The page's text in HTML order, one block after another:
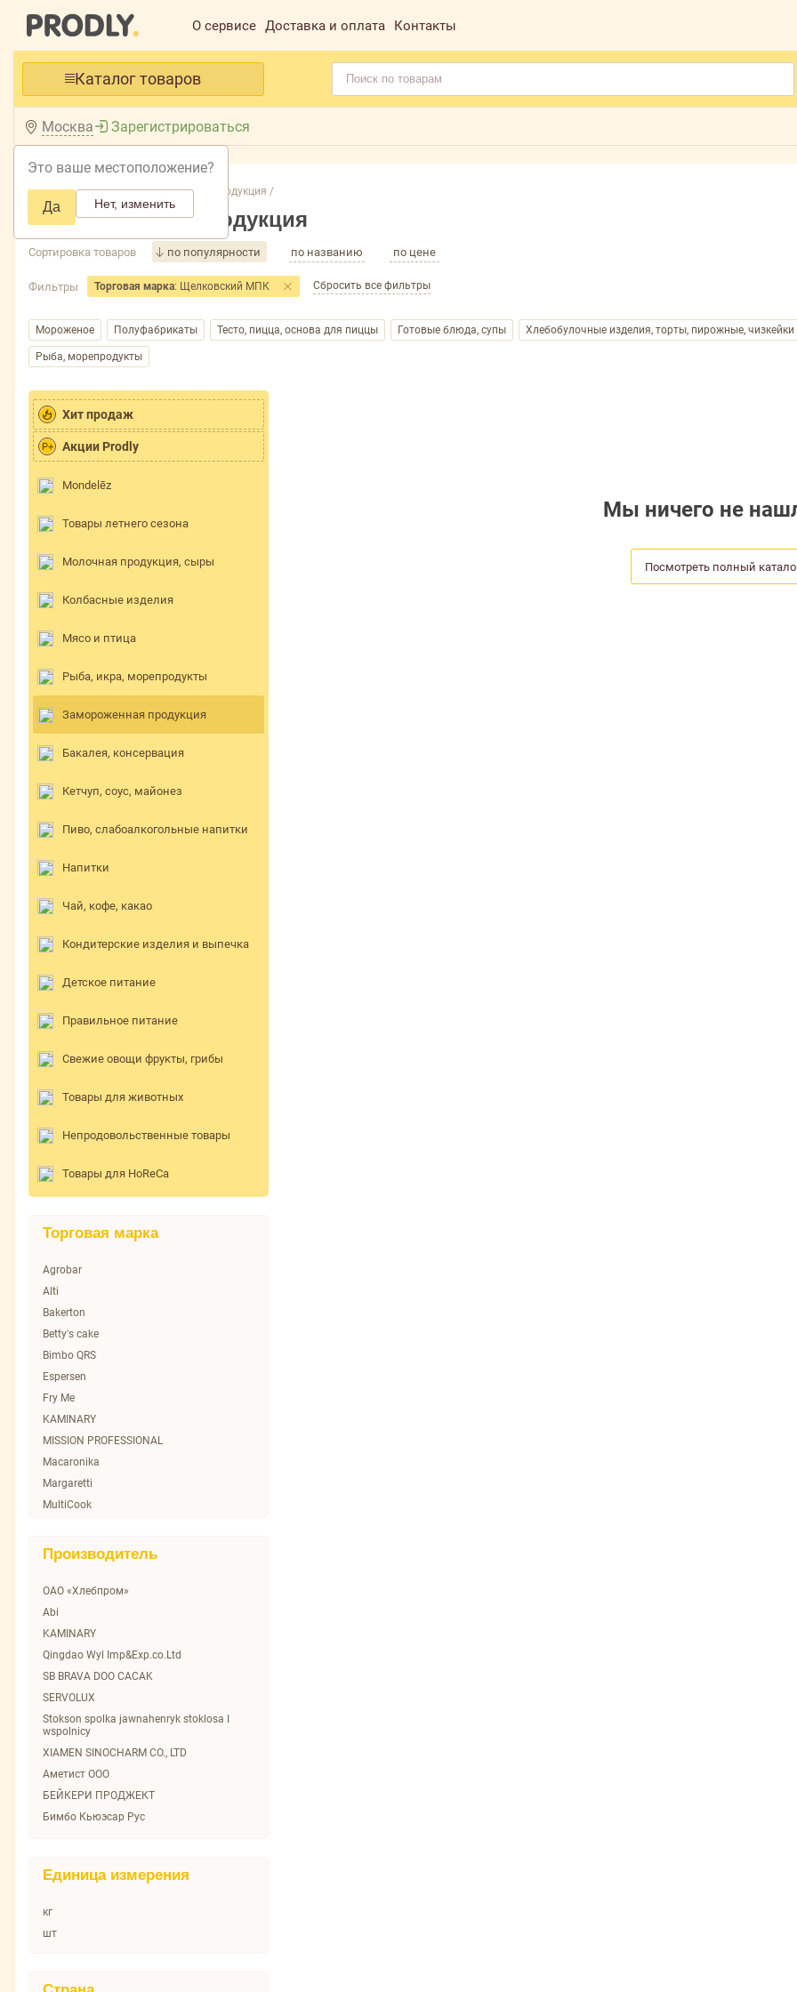
О сервисе Доставка и оплата Контакты
Каталог товаров
Москва
Это ваше местоположение?
Да Нет, изменить
Зарегистрироваться
Главная /Каталог /Замороженная продукция /
Замороженная продукция
Сортировка товаров по популярности по названию по цене
Фильтры Торговая марка: Щелковский МПК Сбросить все фильтры
Мороженое Полуфабрикаты Тесто, пицца, основа для пиццы Готовые блюда, супы Хлебобулочные изделия, торты, пирожные, чизкейки
Рыба, морепродукты
Хит продаж
P+ Акции Prodly
Mondelēz
Товары летнего сезона
Молочная продукция, сыры
Колбасные изделия
Мясо и птица
Рыба, икра, морепродукты
Замороженная продукция
Бакалея, консервация
Кетчуп, соус, майонез
Пиво, слабоалкогольные напитки
Напитки
Чай, кофе, какао
Кондитерские изделия и выпечка
Детское питание
Правильное питание
Свежие овощи фрукты, грибы
Товары для животных
Непродовольственные товары
Товары для HoReCa
Торговая марка
Agrobar
Alti
Bakerton
Betty's cake
Bimbo QRS
Espersen
Fry Me
KAMINARY
MISSION PROFESSIONAL
Macaronika
Margaretti
MultiCook
No name
SERVOLUX
SUSAMI
Stokson
Triumph
VICI
WE FRY
Атлантис
Вязанка
Горячая Штучка
Зареченские продукты
Командорский
Морозко
Мясная грамота
Производитель
ОАО «Хлебпром»
Abi
KAMINARY
Qingdao Wyl Imp&Exp.co.Ltd
SB BRAVA DOO CACAK
SERVOLUX
Stokson spolka jawnahenryk stoklosa I
wspolnicy
XIAMEN SINOCHARM CO., LTD
Аметист ООО
БЕЙКЕРИ ПРОДЖЕКТ
Бимбо Кьюэсар Рус
Водный мир
Зареченские продукты
Единица измерения
кг
шт
Мы ничего не
Посмотреть полный